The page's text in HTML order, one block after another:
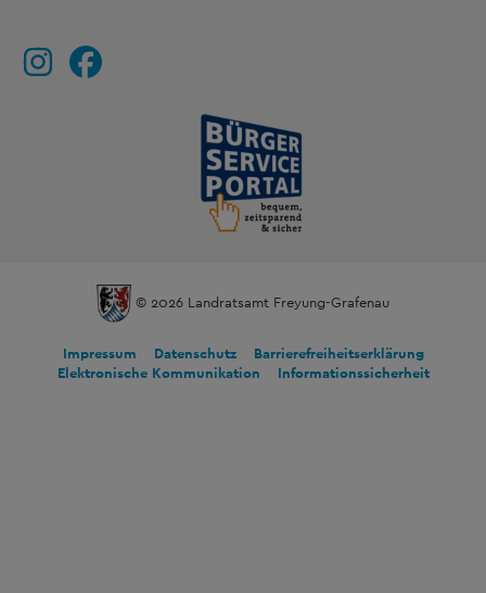
© 2026 Landratsamt Freyung-Grafenau
Impressum Datenschutz
Barrierefreiheitserklärung
Elektronische Kommunikation
Informationssicherheit